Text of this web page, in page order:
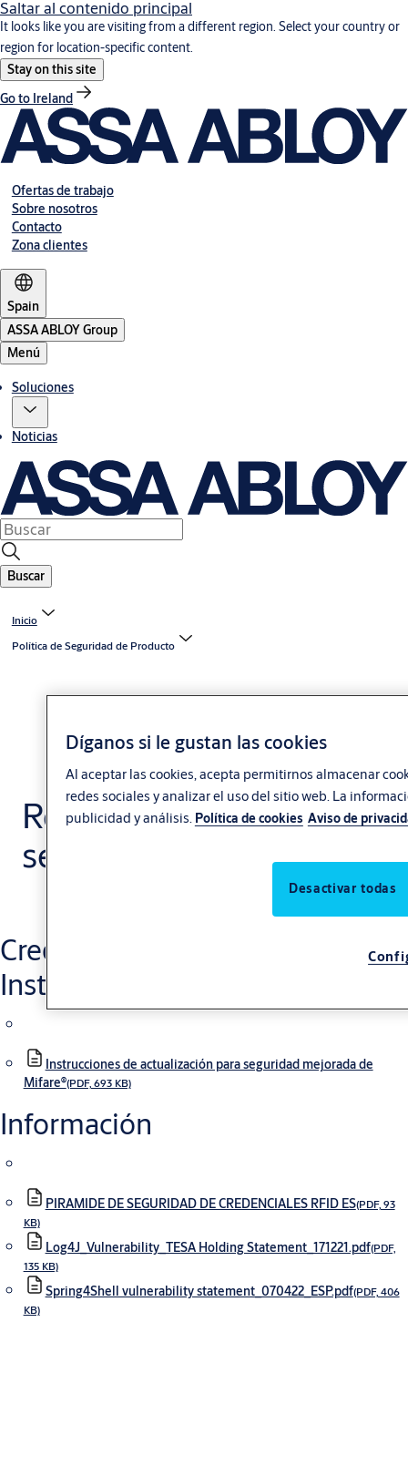
Saltar al contenido principal
It looks like you are visiting from a different region. Select your country or
region for location-specific content.
Stay on this site
Go to Ireland
Ofertas de trabajo
Sobre nosotros
Contacto
Zona clientes
Spain
ASSA ABLOY Group
Menú
Soluciones
Noticias
Buscar
Inicio
Política de Seguridad de Producto
Recursos de
seguridad
Credenciales RFID
Instrucciones
Instrucciones de actualización para seguridad mejorada de
Mifare®(PDF, 693 KB)
Información
PIRAMIDE DE SEGURIDAD DE CREDENCIALES RFID ES(PDF, 93
KB)
Log4J_Vulnerability_TESA Holding Statement_171221.pdf(PDF,
135 KB)
Spring4Shell vulnerability statement_070422_ESP.pdf(PDF, 406
KB)
Díganos si le gustan las cookies
Al aceptar las cookies, acepta permitirnos almacenar
redes sociales y analizar el uso del sitio web. La
publicidad y análisis. Política de cookies Aviso de
Desactivar todas